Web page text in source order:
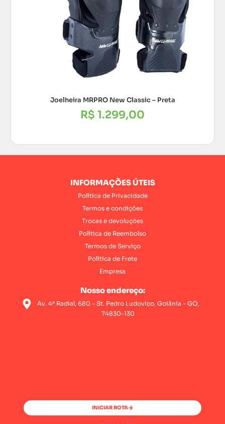
Joelheira MRPRO New Classic – Preta
R$ 1.299,00
INFORMAÇÕES ÚTEIS
Política de Privacidade
Termos e condições
Trocas e devoluções
Política de Reembolso
Termos de Serviço
Política de Frete
Empresa
Nosso endereço:
Av. 4ª Radial, 680 - St. Pedro Ludovico, Goiânia - GO,
74830-130
INICIAR ROTA